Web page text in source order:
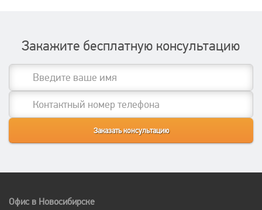
Закажите бесплатную консультацию
Офис в Новосибирске